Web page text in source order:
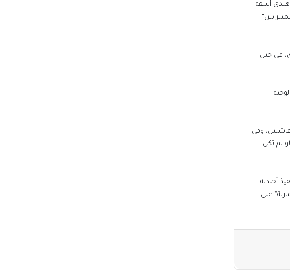
من أستاذ هندي أسفه
بين”
في حين
وفي
لم تكن
أجندته
على